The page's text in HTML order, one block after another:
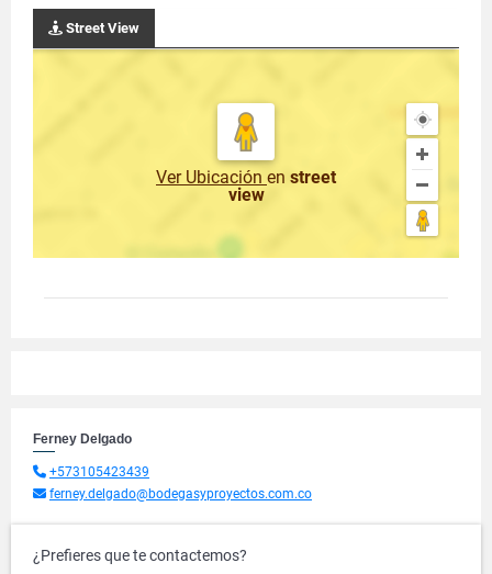
Street View
Ver Ubicación en street
view
Ferney Delgado
+573105423439
ferney.delgado@bodegasyproyectos.com.co
¿Prefieres que te contactemos?